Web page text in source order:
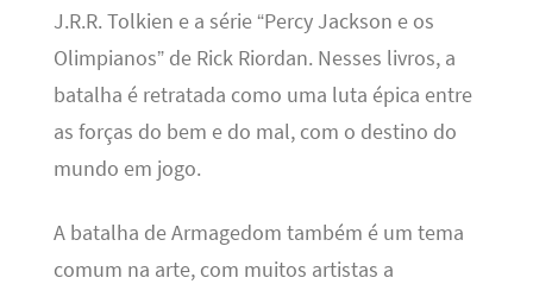
J.R.R. Tolkien e a série “Percy Jackson e os
Olimpianos” de Rick Riordan. Nesses livros, a
batalha é retratada como uma luta épica entre
as forças do bem e do mal, com o destino do
mundo em jogo.
A batalha de Armagedom também é um tema
comum na arte, com muitos artistas a